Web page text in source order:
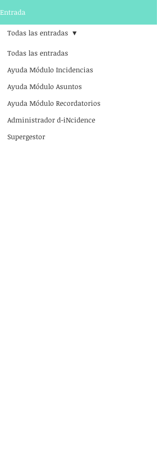
Entrada
Todas las entradas
Ayuda Módulo Incidencias
Ayuda Módulo Asuntos
Ayuda Módulo Recordatorios
Administrador d-iNcidence
Supergestor
Todas las entradas